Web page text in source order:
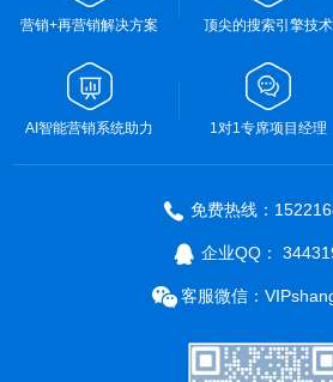
营销+再营销解决方案 顶尖的搜索引擎技术
AI智能营销系统助力 1对1专席项目经理
免费热线：
企业QQ：
客服微信：